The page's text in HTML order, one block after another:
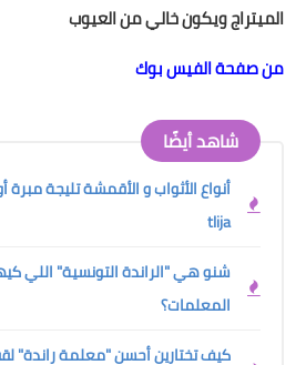
الميتراج ويكون خالي من العيوب
من صفحة الفيس بوك
شاهد أيضًا
tlija
شنو هي "الراندة التونسية" اللي
المعلمات؟
كيف تختارين أحسن "معلمة راندة"